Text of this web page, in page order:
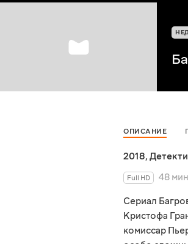
ОПИСАНИЕ
2018,
Full HD
48
Сериал
Кристофа
комиссар